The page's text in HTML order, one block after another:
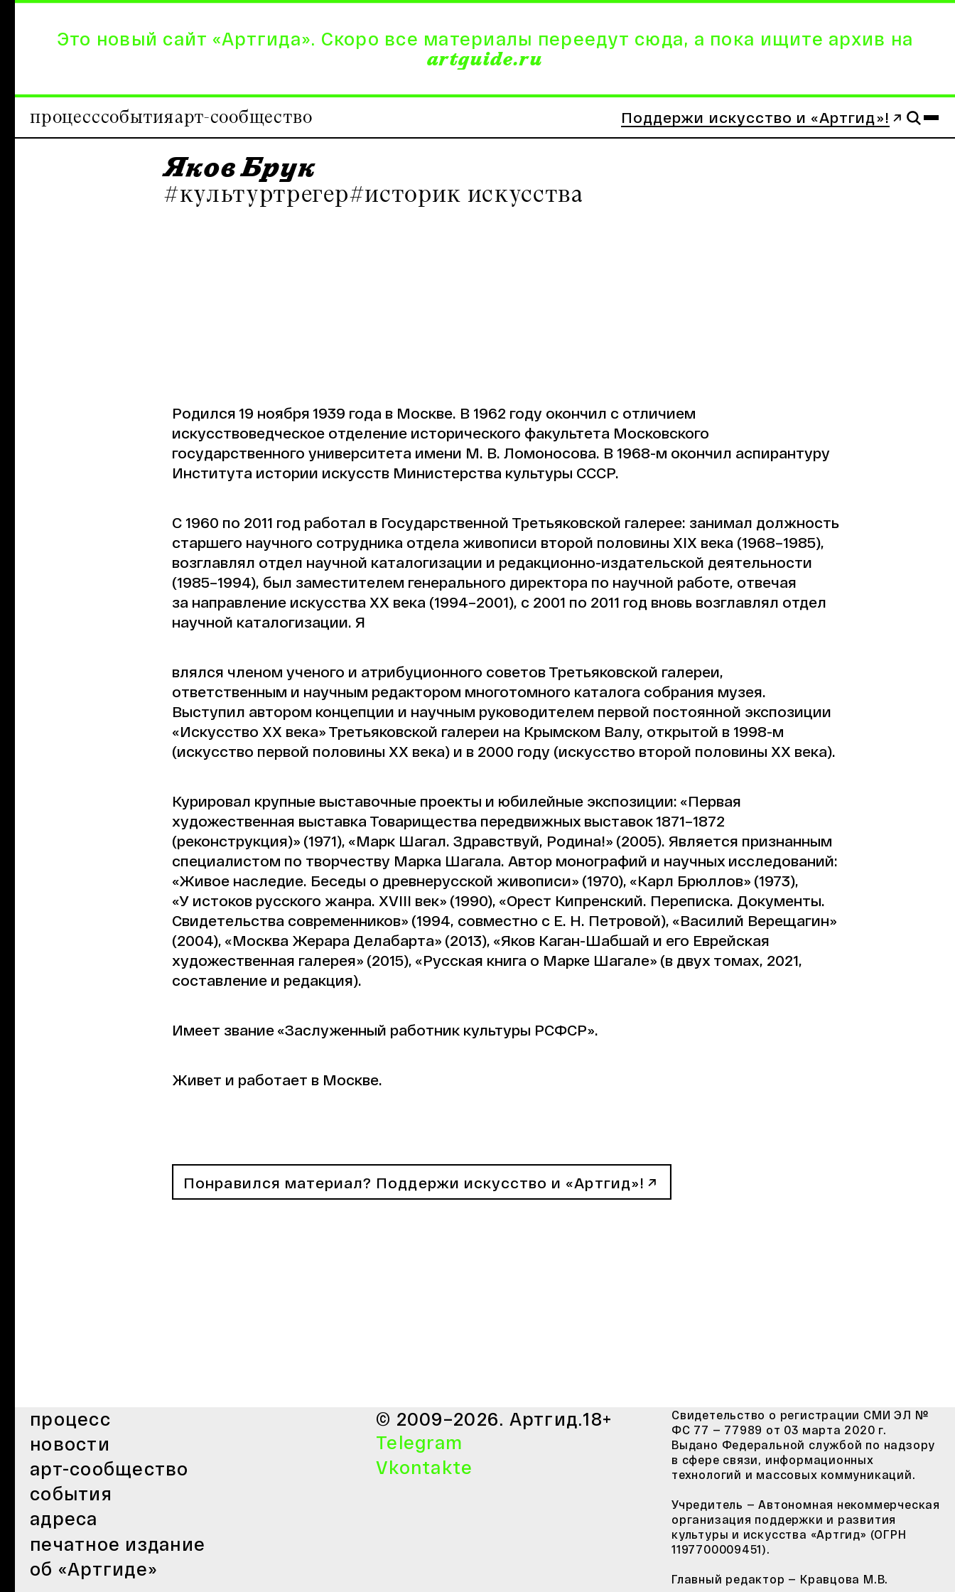
Это новый сайт «Артгида». Скоро все материалы переедут сюда, а пока ищите архив на
artguide.ru
процесссобытияарт-сообщество Поддержи искусство и «Артгид»!
Яков Брук
#культуртрегер#историк искусства
Родился 19 ноября 1939 года в Москве. В 1962 году окончил с отличием
искусствоведческое отделение исторического факультета Московского
государственного университета имени М. В. Ломоносова. В 1968-м окончил аспирантуру
Института истории искусств Министерства культуры СССР.
С 1960 по 2011 год работал в Государственной Третьяковской галерее: занимал должность
старшего научного сотрудника отдела живописи второй половины XIX века (1968–1985),
возглавлял отдел научной каталогизации и редакционно-издательской деятельности
(1985–1994), был заместителем генерального директора по научной работе, отвечая
за направление искусства XX века (1994–2001), с 2001 по 2011 год вновь возглавлял отдел
научной каталогизации. Я
влялся членом ученого и атрибуционного советов Третьяковской галереи,
ответственным и научным редактором многотомного каталога собрания музея.
Выступил автором концепции и научным руководителем первой постоянной экспозиции
«Искусство XX века» Третьяковской галереи на Крымском Валу, открытой в 1998-м
(искусство первой половины XX века) и в 2000 году (искусство второй половины XX века).
Курировал крупные выставочные проекты и юбилейные экспозиции: «Первая
художественная выставка Товарищества передвижных выставок 1871–1872
(реконструкция)» (1971), «Марк Шагал. Здравствуй, Родина!» (2005). Является признанным
специалистом по творчеству Марка Шагала. Автор монографий и научных исследований:
«Живое наследие. Беседы о древнерусской живописи» (1970), «Карл Брюллов» (1973),
«У истоков русского жанра. XVIII век» (1990), «Орест Кипренский. Переписка. Документы.
Свидетельства современников» (1994, совместно с Е. Н. Петровой), «Василий Верещагин»
(2004), «Москва Жерара Делабарта» (2013), «Яков Каган-Шабшай и его Еврейская
художественная галерея» (2015), «Русская книга о Марке Шагале» (в двух томах, 2021,
составление и редакция).
Имеет звание «Заслуженный работник культуры РСФСР».
Живет и работает в Москве.
Понравился материал? Поддержи искусство и «Артгид»!
процесс
новости
арт-сообщество
события
адреса
печатное издание
об «Артгиде»
© 2009–2026. Артгид.18+
Telegram
Vkontakte
Свидетельство о регистрации СМИ ЭЛ №
ФС 77 — 77989 от 03 марта 2020 г.
Выдано Федеральной службой по надзору
в сфере связи, информационных
технологий и массовых коммуникаций.
Учредитель — Автономная некоммерческая
организация поддержки и развития
культуры и искусства «Артгид» (ОГРН
1197700009451).
Главный редактор — Кравцова М.В.